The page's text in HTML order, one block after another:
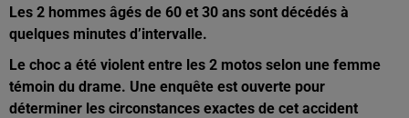
Les 2 hommes âgés de 60 et 30 ans sont décédés à
quelques minutes d’intervalle.
Le choc a été violent entre les 2 motos selon une femme
témoin du drame. Une enquête est ouverte pour
déterminer les circonstances exactes de cet accident